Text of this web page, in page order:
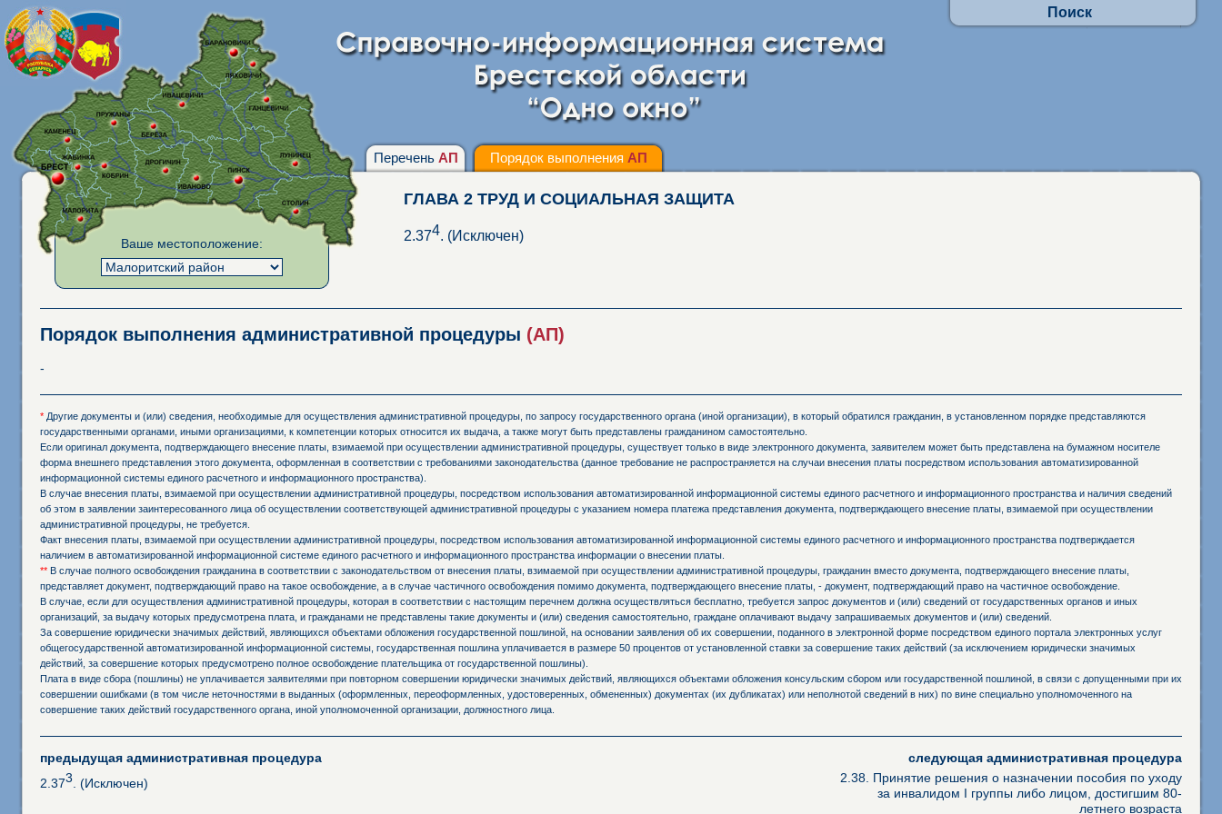
Ваше местоположение:
Поиск
Перечень АП Порядок выполнения АП
ГЛАВА 2 ТРУД И СОЦИАЛЬНАЯ ЗАЩИТА
2.374. (Исключен)
Порядок выполнения административной процедуры (АП)
-
* Другие документы и (или) сведения, необходимые для осуществления административной процедуры, по запросу государственного органа (иной организации), в который обратился гражданин, в установленном порядке представляются
государственными органами, иными организациями, к компетенции которых относится их выдача, а также могут быть представлены гражданином самостоятельно.
Если оригинал документа, подтверждающего внесение платы, взимаемой при осуществлении административной процедуры, существует только в виде электронного документа, заявителем может быть представлена на бумажном носителе
форма внешнего представления этого документа, оформленная в соответствии с требованиями законодательства (данное требование не распространяется на случаи внесения платы посредством использования автоматизированной
информационной системы единого расчетного и информационного пространства).
В случае внесения платы, взимаемой при осуществлении административной процедуры, посредством использования автоматизированной информационной системы единого расчетного и информационного пространства и наличия сведений
об этом в заявлении заинтересованного лица об осуществлении соответствующей административной процедуры с указанием номера платежа представления документа, подтверждающего внесение платы, взимаемой при осуществлении
административной процедуры, не требуется.
Факт внесения платы, взимаемой при осуществлении административной процедуры, посредством использования автоматизированной информационной системы единого расчетного и информационного пространства подтверждается
наличием в автоматизированной информационной системе единого расчетного и информационного пространства информации о внесении платы.
** В случае полного освобождения гражданина в соответствии с законодательством от внесения платы, взимаемой при осуществлении административной процедуры, гражданин вместо документа, подтверждающего внесение платы,
представляет документ, подтверждающий право на такое освобождение, а в случае частичного освобождения помимо документа, подтверждающего внесение платы, - документ, подтверждающий право на частичное освобождение.
В случае, если для осуществления административной процедуры, которая в соответствии с настоящим перечнем должна осуществляться бесплатно, требуется запрос документов и (или) сведений от государственных органов и иных
организаций, за выдачу которых предусмотрена плата, и гражданами не представлены такие документы и (или) сведения самостоятельно, граждане оплачивают выдачу запрашиваемых документов и (или) сведений.
За совершение юридически значимых действий, являющихся объектами обложения государственной пошлиной, на основании заявления об их совершении, поданного в электронной форме посредством единого портала электронных услуг
общегосударственной автоматизированной информационной системы, государственная пошлина уплачивается в размере 50 процентов от установленной ставки за совершение таких действий (за исключением юридически значимых
действий, за совершение которых предусмотрено полное освобождение плательщика от государственной пошлины).
Плата в виде сбора (пошлины) не уплачивается заявителями при повторном совершении юридически значимых действий, являющихся объектами обложения консульским сбором или государственной пошлиной, в связи с допущенными при их
совершении ошибками (в том числе неточностями в выданных (оформленных, переоформленных, удостоверенных, обмененных) документах (их дубликатах) или неполнотой сведений в них) по вине специально уполномоченного на
совершение таких действий государственного органа, иной уполномоченной организации, должностного лица.
предыдущая административная процедура
2.373 . (Исключен)
следующая административная процедура
2.38. Принятие решения о назначении пособия по уходу
за инвалидом I группы либо лицом, достигшим 80-
летнего возраста